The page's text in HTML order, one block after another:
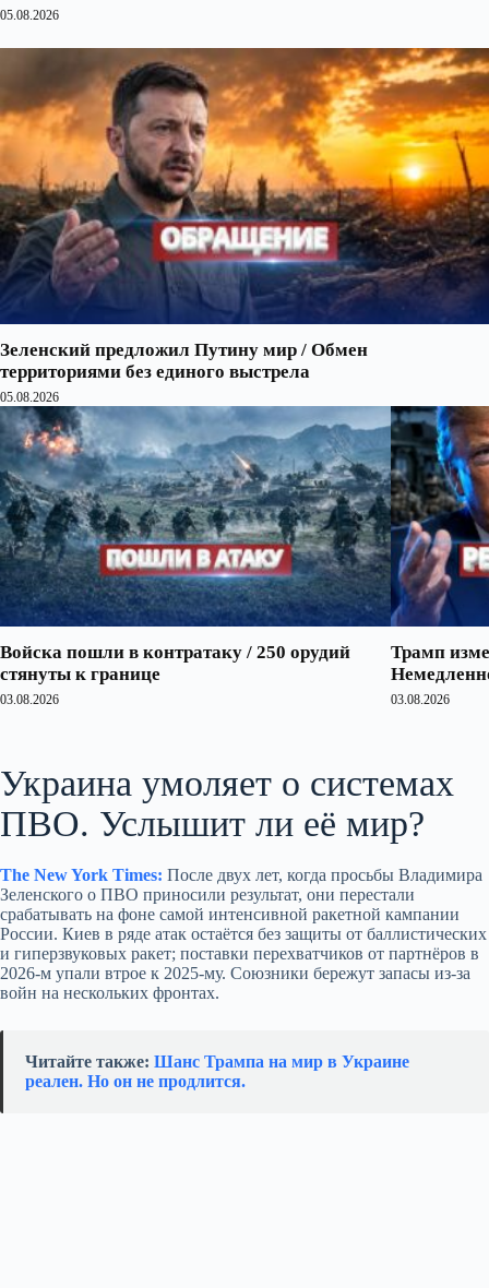
05.08.2026
Зеленский предложил Путину мир / Обмен
территориями без единого выстрела
05.08.2026
Войска пошли в контратаку / 250 орудий
стянуты к границе
03.08.2026
Трамп
03.08.2026
Украина умоляет о системах
ПВО. Услышит ли её мир?
The New York Times: После двух лет, когда просьбы Владимира
Зеленского о ПВО приносили результат, они перестали
срабатывать на фоне самой интенсивной ракетной кампании
России. Киев в ряде атак остаётся без защиты от баллистических
и гиперзвуковых ракет; поставки перехватчиков от партнёров в
2026‑м упали втрое к 2025‑му. Союзники бережут запасы из‑за
войн на нескольких фронтах.
Читайте также: Шанс Трампа на мир в Украине
реален. Но он не продлится.